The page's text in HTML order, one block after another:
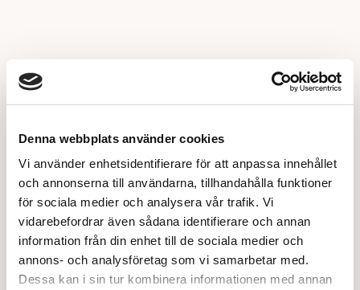
Denna webbplats använder cookies
Vi använder enhetsidentifierare för att anpassa innehållet
och annonserna till användarna, tillhandahålla funktioner
för sociala medier och analysera vår trafik. Vi
vidarebefordrar även sådana identifierare och annan
information från din enhet till de sociala medier och
annons- och analysföretag som vi samarbetar med.
Dessa kan i sin tur kombinera informationen med annan